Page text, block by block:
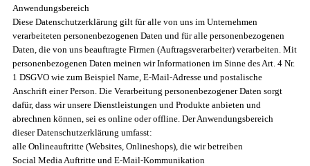
Anwendungsbereich
Diese Datenschutzerklärung gilt für alle von uns im Unternehmen
verarbeiteten personenbezogenen Daten und für alle personenbezogenen
Daten, die von uns beauftragte Firmen (Auftragsverarbeiter) verarbeiten. Mit
personenbezogenen Daten meinen wir Informationen im Sinne des Art. 4 Nr.
1 DSGVO wie zum Beispiel Name, E-Mail-Adresse und postalische
Anschrift einer Person. Die Verarbeitung personenbezogener Daten sorgt
dafür, dass wir unsere Dienstleistungen und Produkte anbieten und
abrechnen können, sei es online oder offline. Der Anwendungsbereich
dieser Datenschutzerklärung umfasst:
alle Onlineauftritte (Websites, Onlineshops), die wir betreiben
Social Media Auftritte und E-Mail-Kommunikation